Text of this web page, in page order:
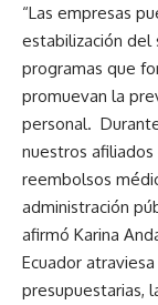
“Las empresas
estabilización del
programas que
promuevan la
personal.
nuestros
reembolsos
administración
afirmó Karina
Ecuador
presupuestarias,